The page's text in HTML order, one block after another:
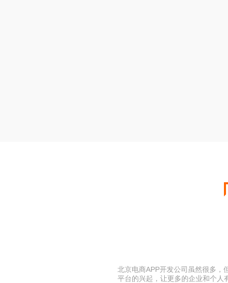
北京电商APP开发公司虽然很多，
平台的兴起，让更多的企业和个人